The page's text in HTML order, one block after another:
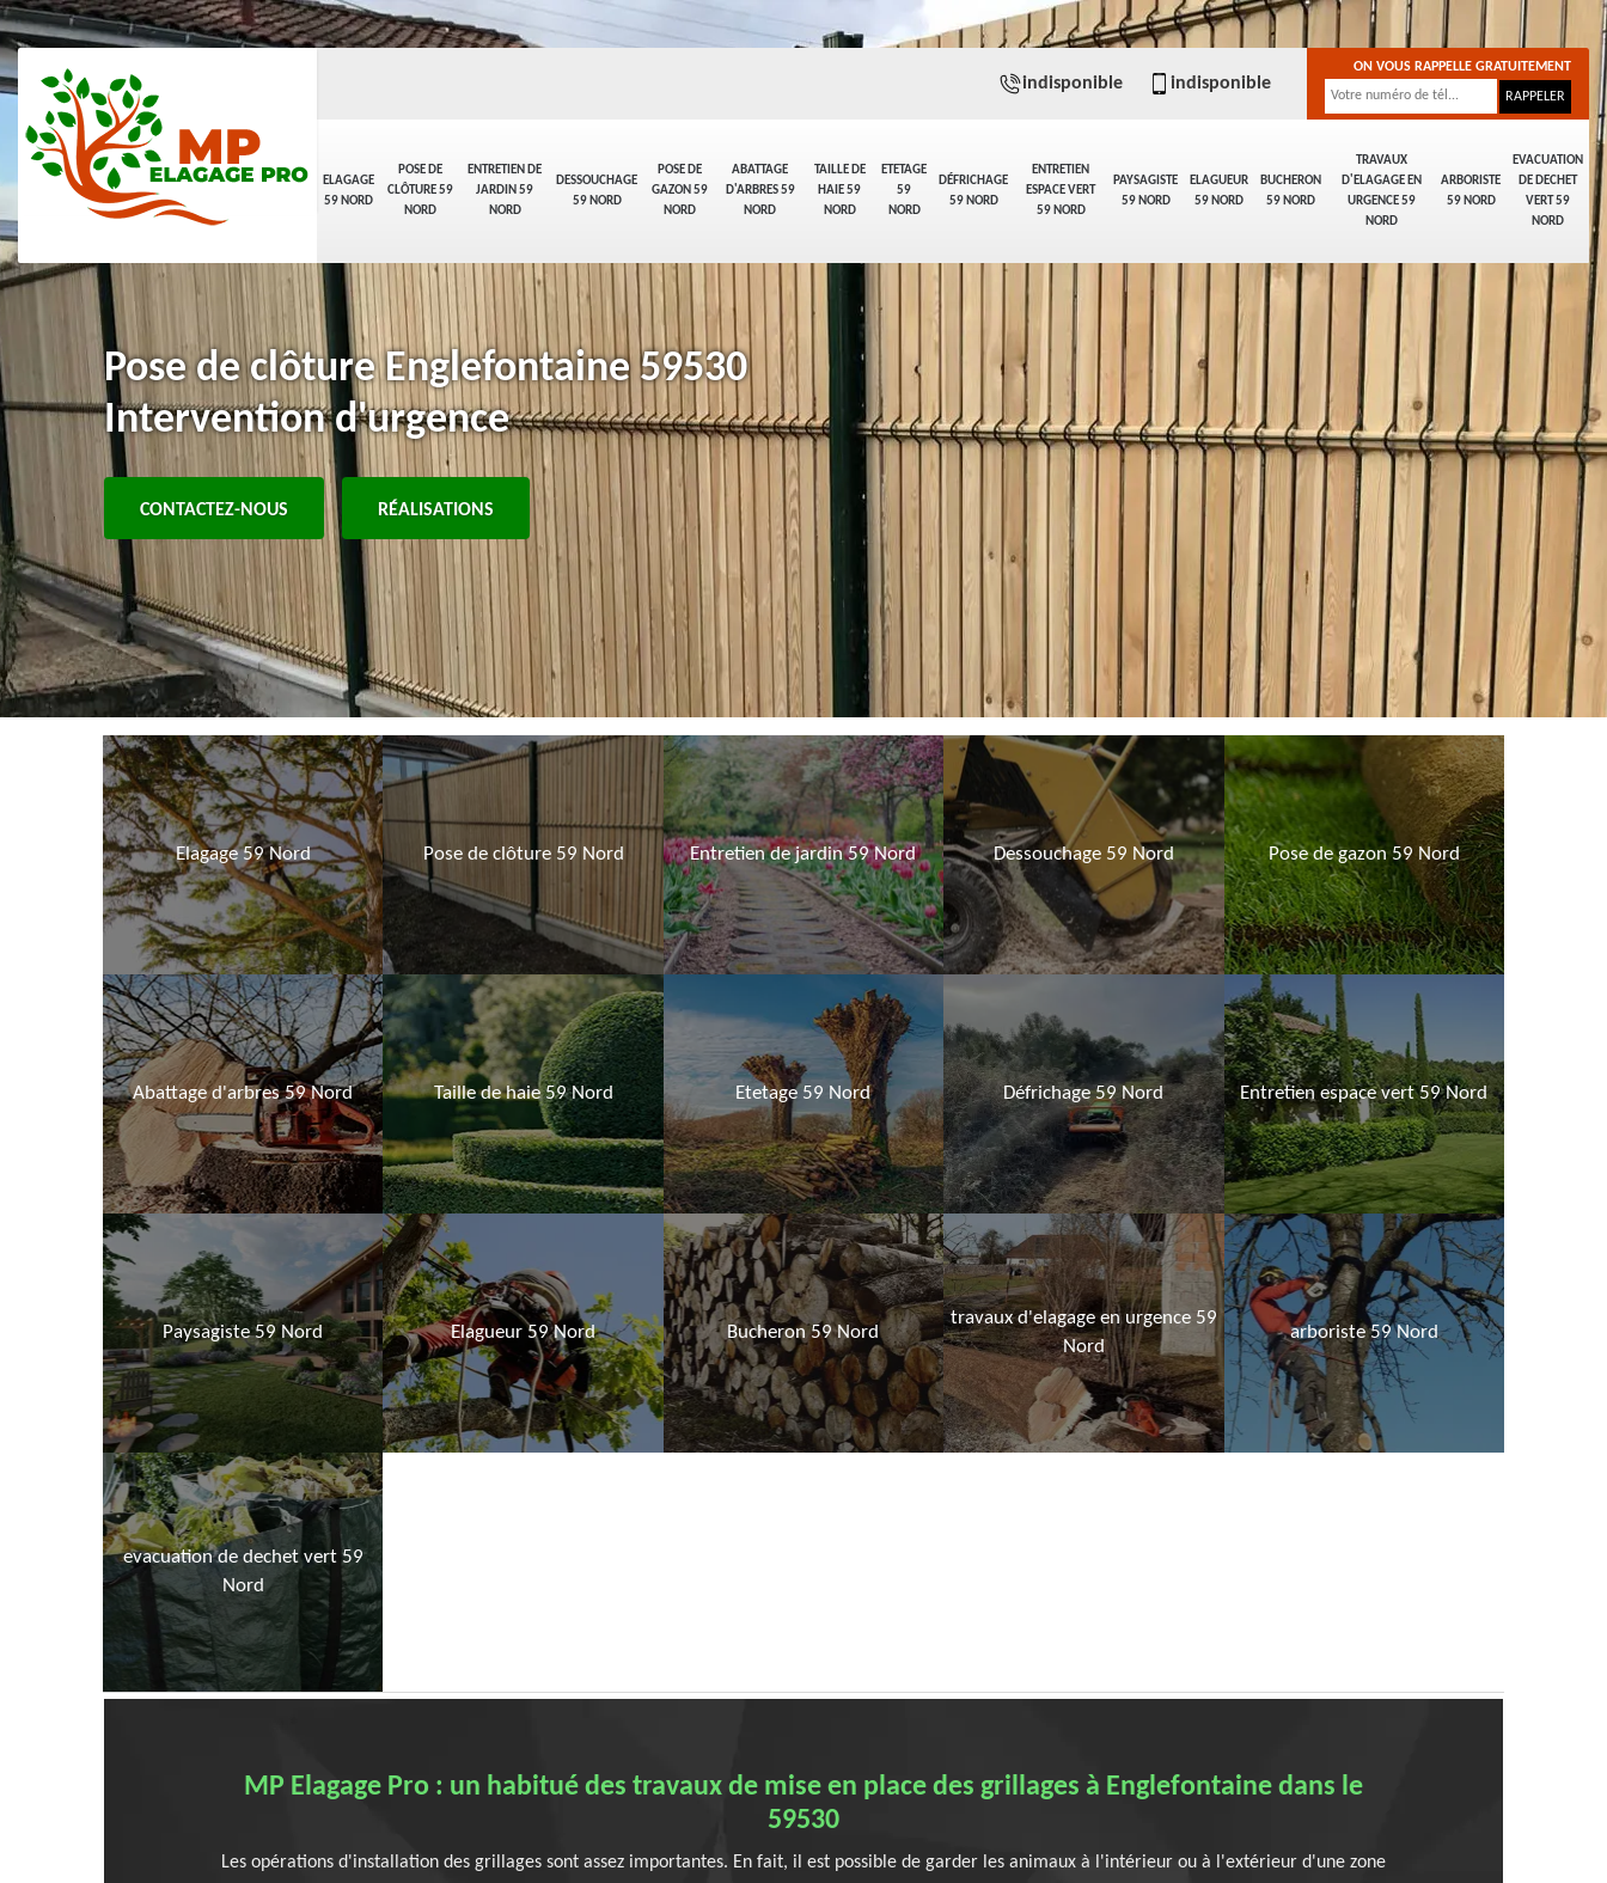
ELAGAGE
59 NORD
POSE DE
CLÔTURE 59
NORD
ENTRETIEN DE
JARDIN 59
NORD
DESSOUCHAGE
59 NORD
POSE DE
GAZON 59
NORD
ABATTAGE
D'ARBRES 59
NORD
TAILLE DE
HAIE 59
NORD
ETETAGE
59
NORD
DÉFRICHAGE
59 NORD
ENTRETIEN
ESPACE VERT
59 NORD
PAYSAGISTE
59 NORD
ELAGUEUR
59 NORD
BUCHERON
59 NORD
TRAVAUX
D'ELAGAGE EN
URGENCE 59
NORD
ARBORISTE
59 NORD
EVACUATION
DE DECHET
VERT 59
NORD
indisponible indisponible
ON VOUS RAPPELLE GRATUITEMENT
Pose de clôture Englefontaine 59530
Intervention d'urgence
CONTACTEZ-NOUS RÉALISATIONS
Elagage 59 Nord Pose de clôture 59 Nord Entretien de jardin 59 Nord Dessouchage 59 Nord Pose de gazon 59 Nord
Abattage d'arbres 59 Nord Taille de haie 59 Nord Etetage 59 Nord Défrichage 59 Nord Entretien espace vert 59 Nord
Paysagiste 59 Nord Elagueur 59 Nord Bucheron 59 Nord
travaux d'elagage en urgence 59
Nord
arboriste 59 Nord
evacuation de dechet vert 59
Nord
MP Elagage Pro : un habitué des travaux de mise en place des grillages à Englefontaine dans le
59530
Les opérations d'installation des grillages sont assez importantes. En fait, il est possible de garder les animaux à l'intérieur ou à l'extérieur d'une zone